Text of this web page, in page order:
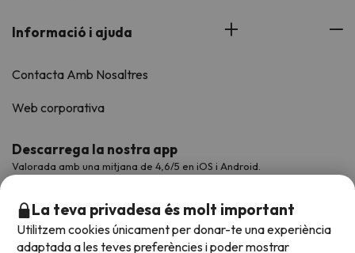
Informació i ajuda
Contacta Amb Nosaltres
Web corporativa
Descarrega la nostra app
Valorada amb una mitjana de 4,6/5 en iOS i Android.
La teva privadesa és molt important
Utilitzem cookies únicament per donar-te una experiència
adaptada a les teves preferències i poder mostrar